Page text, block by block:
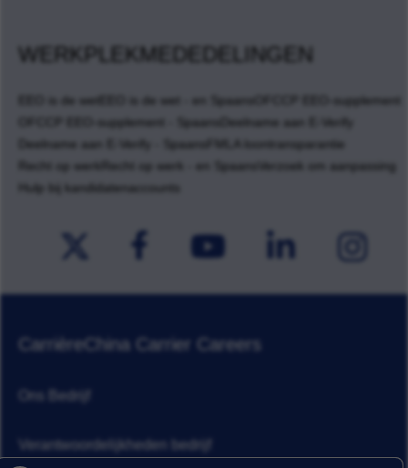
WERKPLEKMEDEDELINGEN
EEO is de wet EEO is de wet - en Spaans
OFCCP EEO-supplement
OFCCP EEO-supplement - Spaans
Deelname aan E-Verify
Deelname aan E-Verify - Spaans
FMLA loontransparantie
Recht op werk
Recht op werk - en Spaans
Verzoek om aanpassing
Hulp bij kandidatenaccounts
CarrièreChina Carrier Careers
Ons Bedrijf
Verantwoordelijkheden bedrijf